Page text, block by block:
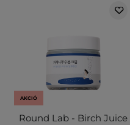
AKCIÓ
Round Lab - Birch Juice